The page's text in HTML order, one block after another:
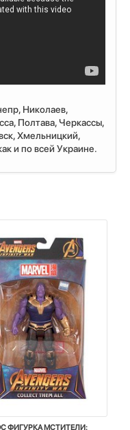
Николаев,
Полтава, Черкассы,
Хмельницкий,
и по всей Украине.
ФИГУРКА МСТИТЕЛИ: